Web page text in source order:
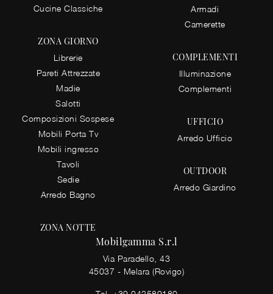
Cucine Classiche
ZONA GIORNO
Librerie
Pareti Attrezzate
Madie
Salotti
Composizioni Sospese
Mobili Porta Tv
Mobili ingresso
Tavoli
Sedie
Arredo Bagno
ZONA NOTTE
Armadi
Camerette
COMPLEMENTI
Illuminazione
Complementi
UFFICIO
Arredo Ufficio
OUTDOOR
Arredo Giardino
Mobilgamma S.r.l
Via Paradello, 43
45037 - Melara (Rovigo)